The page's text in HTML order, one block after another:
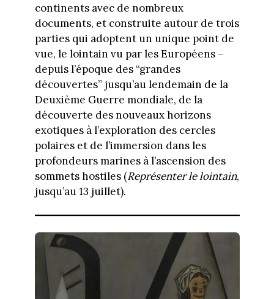
continents avec de nombreux
documents, et construite autour de trois
parties qui adoptent un unique point de
vue, le lointain vu par les Européens –
depuis l’époque des “grandes
découvertes” jusqu’au lendemain de la
Deuxième Guerre mondiale, de la
découverte des nouveaux horizons
exotiques à l’exploration des cercles
polaires et de l’immersion dans les
profondeurs marines à l’ascension des
sommets hostiles (Représenter le lointain,
jusqu’au 13 juillet).